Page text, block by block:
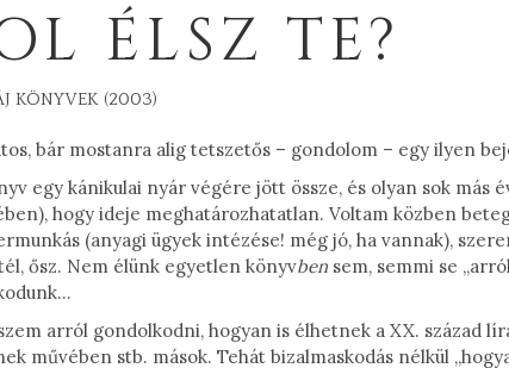
ÉLSZ TE?
KÖNYVEK (2003)
bár mostanra alig tetszetős – gondolom – egy ilyen
egy kánikulai nyár végére jött össze, és olyan sok más
hogy ideje meghatározhatatlan. Voltam közben
(anyagi ügyek intézése! még jó, ha vannak),
ősz. Nem élünk egyetlen könyvben sem, semmi se
arról gondolkodni, hogyan is élhetnek a XX. század
művében stb. mások. Tehát bizalmaskodás nélkül